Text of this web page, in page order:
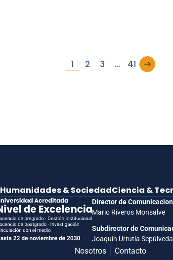
1 2 3 … 41 →
Humanidades & SociedadCiencia &
Director de
Mario Riveros Monsalve
Subdirector de
Joaquín Urrutia Sepúlveda
Nosotros Contacto